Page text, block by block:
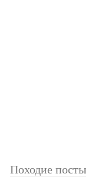
Походие посты